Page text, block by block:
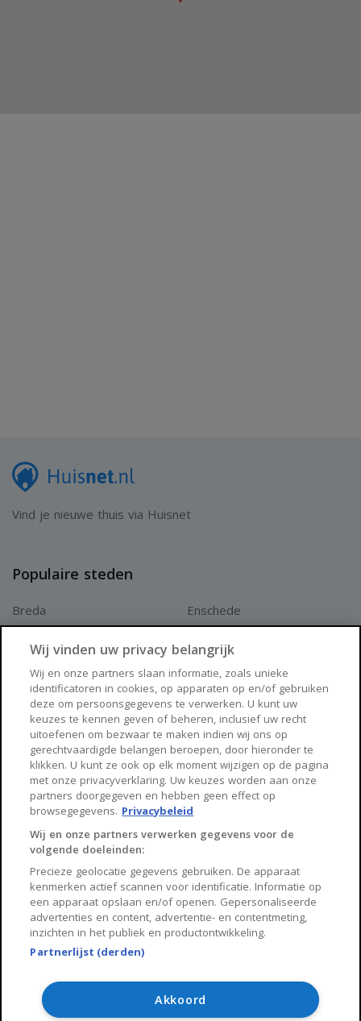
Vind je nieuwe thuis via Huisnet
Populaire steden
Breda
Arnhem
Enschede
Zwolle
Huisnet
Over Huisnet
Algemene voorwaarden
Privacybeleid
Contact
Sitemap
Copyright 2026, Huisnet is onderdeel van Property Portals
Algemene voorwaarden
Wij vinden uw privacy belangrijk
Wij en onze partners slaan informatie, zoals unieke
identificatoren in cookies, op apparaten op en/of gebruiken
deze om persoonsgegevens te verwerken. U kunt uw
keuzes te kennen geven of beheren, inclusief uw recht
uitoefenen om bezwaar te maken indien wij ons op
gerechtvaardigde belangen beroepen, door hieronder te
klikken. U kunt ze ook op elk moment wijzigen op de pagina
met onze privacyverklaring. Uw keuzes worden aan onze
partners doorgegeven en hebben geen effect op
browsegegevens. Privacybeleid
Wij en onze partners verwerken gegevens voor de
volgende doeleinden:
Precieze geolocatie gegevens gebruiken. De apparaat
kenmerken actief scannen voor identificatie. Informatie op
een apparaat opslaan en/of openen. Gepersonaliseerde
advertenties en content, advertentie- en contentmeting,
inzichten in het publiek en productontwikkeling.
Partnerlijst (derden)
Akkoord